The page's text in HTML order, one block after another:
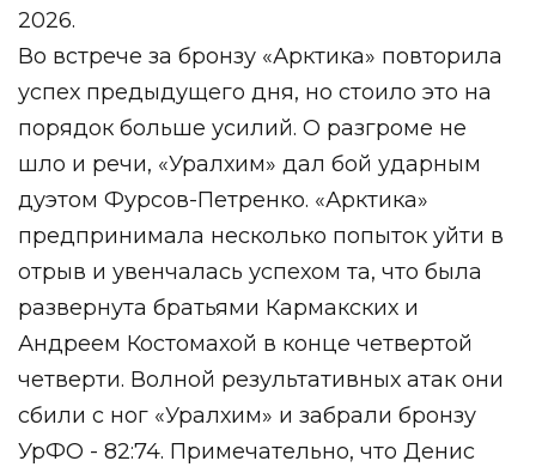
2026.
Во встрече за бронзу «Арктика» повторила
успех предыдущего дня, но стоило это на
порядок больше усилий. О разгроме не
шло и речи, «Уралхим» дал бой ударным
дуэтом Фурсов-Петренко. «Арктика»
предпринимала несколько попыток уйти в
отрыв и увенчалась успехом та, что была
развернута братьями Кармакских и
Андреем Костомахой в конце четвертой
четверти. Волной результативных атак они
сбили с ног «Уралхим» и забрали бронзу
УрФО - 82:74. Примечательно, что Денис